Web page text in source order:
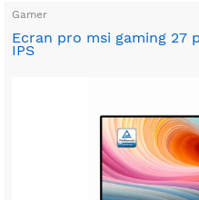
Gamer
Ecran pro msi gaming 27
IPS